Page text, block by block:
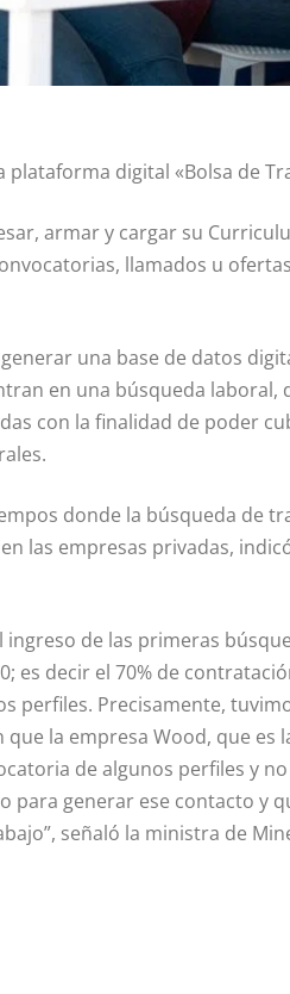
digital «Bolsa de
armar y cargar su
llamados u
una base de datos
en una búsqueda laboral,
con la finalidad de poder
donde la búsqueda de
las empresas privadas,
de las primeras
es decir el 70% de
perfiles. Precisamente,
la empresa Wood, que es
de algunos perfiles y
para generar ese contacto y
señaló la ministra de